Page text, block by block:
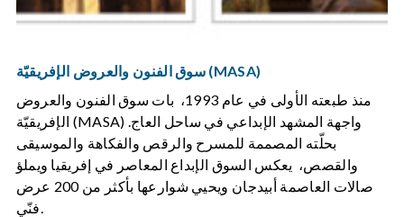
سوق الفنون والعروض الإفريقيّة (MASA)
منذ طبعته الأولى في عام 1993، بات سوق الفنون والعروض
الإفريقيّة (MASA) واجهة المشهد الإبداعي في ساحل العاج.
بحلّته المصممة للمسرح والرقص والفكاهة والموسيقى
والقصص، يعكس السوق الإبداع المعاصر في إفريقيا ويملؤ
صالات العاصمة أبيدجان ويحيي شوارعها بأكثر من 200 عرض
فنّي.